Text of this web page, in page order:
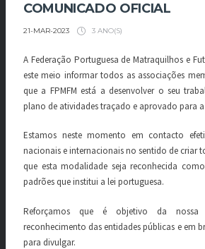
COMUNICADO OFICIAL
21-MAR-2023 3 ANO(S)
A Federação Portuguesa de Matraquilhos e
este meio informar todos as associações
que a FPMFM está a desenvolver o seu
plano de atividades traçado e aprovado para a
Estamos neste momento em contacto
nacionais e internacionais no sentido de criar
que esta modalidade seja reconhecida
padrões que institui a lei portuguesa.
Reforçamos que é objetivo da nossa
reconhecimento das entidades públicas e em
para divulgar.